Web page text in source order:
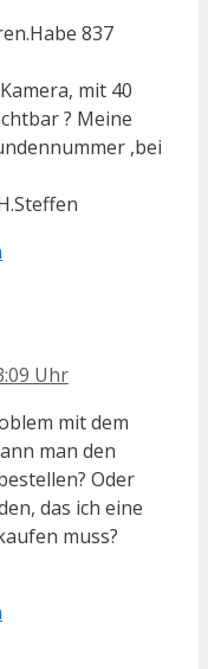
837
mit 40
? Meine
,bei
Uhr
mit dem
man den
Oder
das ich eine
muss?